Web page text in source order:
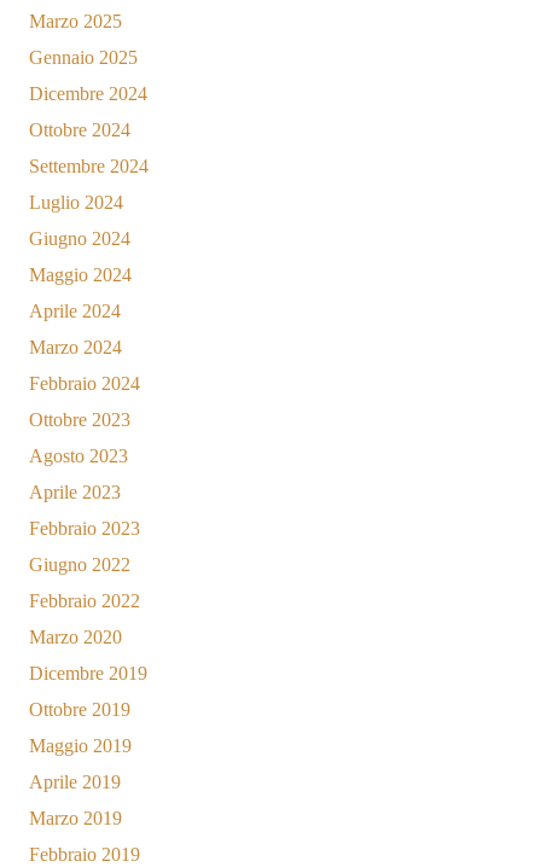
Marzo 2025
Gennaio 2025
Dicembre 2024
Ottobre 2024
Settembre 2024
Luglio 2024
Giugno 2024
Maggio 2024
Aprile 2024
Marzo 2024
Febbraio 2024
Ottobre 2023
Agosto 2023
Aprile 2023
Febbraio 2023
Giugno 2022
Febbraio 2022
Marzo 2020
Dicembre 2019
Ottobre 2019
Maggio 2019
Aprile 2019
Marzo 2019
Febbraio 2019